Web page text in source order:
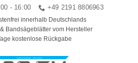
- 16:00 +49 2191 8806963
innerhalb Deutschlands
Bandsägeblätter vom Hersteller
kostenlose Rückgabe